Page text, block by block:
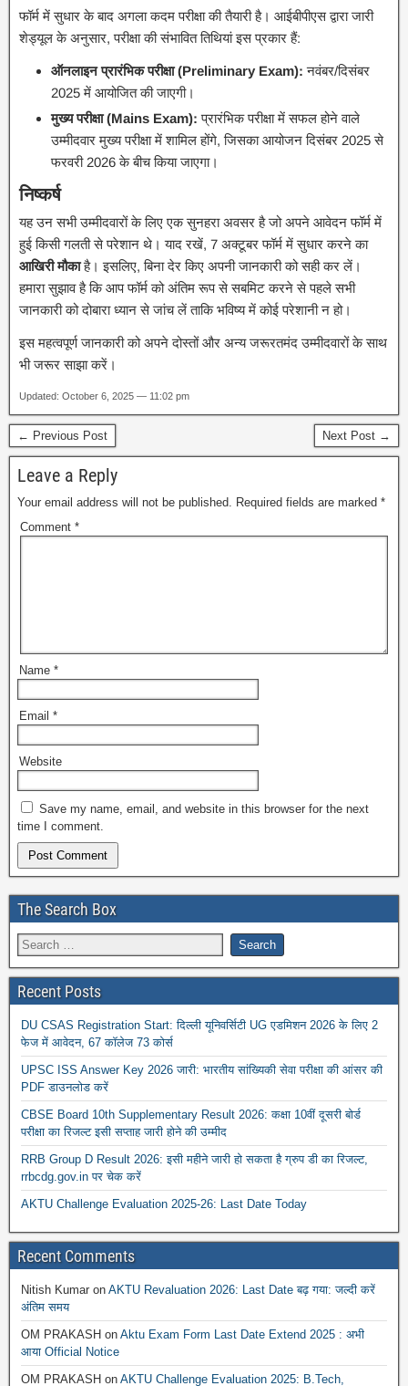
फॉर्म में सुधार के बाद अगला कदम परीक्षा की तैयारी है। आईबीपीएस द्वारा जारी
शेड्यूल के अनुसार, परीक्षा की संभावित तिथियां इस प्रकार हैं:
ऑनलाइन प्रारंभिक परीक्षा (Preliminary Exam): नवंबर/दिसंबर
2025 में आयोजित की जाएगी।
मुख्य परीक्षा (Mains Exam): प्रारंभिक परीक्षा में सफल होने वाले
उम्मीदवार मुख्य परीक्षा में शामिल होंगे, जिसका आयोजन दिसंबर 2025 से
फरवरी 2026 के बीच किया जाएगा।
निष्कर्ष
यह उन सभी उम्मीदवारों के लिए एक सुनहरा अवसर है जो अपने आवेदन फॉर्म में
हुई किसी गलती से परेशान थे। याद रखें, 7 अक्टूबर फॉर्म में सुधार करने का
आखिरी मौकाहै। इसलिए, बिना देर किए अपनी जानकारी को सही कर लें।
हमारा सुझाव है कि आप फॉर्म को अंतिम रूप से सबमिट करने से पहले सभी
जानकारी को दोबारा ध्यान से जांच लें ताकि भविष्य में कोई परेशानी न हो।
इस महत्वपूर्ण जानकारी को अपने दोस्तों और अन्य जरूरतमंद उम्मीदवारों के साथ
भी जरूर साझा करें।
Updated: October 6, 2025 — 11:02 pm
← Previous Post Next Post →
Leave a Reply
Your email address will not be published. Required fields are marked *
Comment *
Name *
Email *
Website
Save my name, email, and website in this browser for the next
time I comment.
The Search Box
Recent Posts
DU CSAS Registration Start: दिल्ली यूनिवर्सिटी UG एडमिशन 2026 के लिए 2
फेज में आवेदन, 67 कॉलेज 73 कोर्स
UPSC ISS Answer Key 2026 जारी: भारतीय सांख्यिकी सेवा परीक्षा की आंसर की
PDF डाउनलोड करें
CBSE Board 10th Supplementary Result 2026: कक्षा 10वीं दूसरी बोर्ड
परीक्षा का रिजल्ट इसी सप्ताह जारी होने की उम्मीद
RRB Group D Result 2026: इसी महीने जारी हो सकता है ग्रुप डी का रिजल्ट,
rrbcdg.gov.in पर चेक करें
AKTU Challenge Evaluation 2025-26: Last Date Today
Recent Comments
Nitish Kumar on AKTU Revaluation 2026: Last Date बढ़ गया: जल्दी करें
अंतिम समय
OM PRAKASH on Aktu Exam Form Last Date Extend 2025 : अभी
आया Official Notice
OM PRAKASH on AKTU Challenge Evaluation 2025: B.Tech,